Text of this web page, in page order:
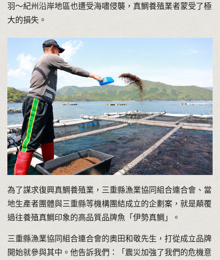
羽～紀州沿岸地區也遭受海嘯侵襲，真鯛養殖業者蒙受了極
大的損失。
為了謀求復興真鯛養殖業，三重縣漁業協同組合連合會、當
地生產者團體與三重縣等機構團結成立的企劃案，就是顛覆
過往養殖真鯛印象的高品質品牌魚「伊勢真鯛」。
三重縣漁業協同組合連合會的奧田和敬先生，打從成立品牌
開始就參與其中。他告訴我們：「震災加強了我們的危機意